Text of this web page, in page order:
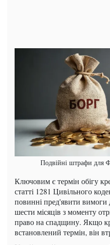
Подвійні штрафи для
Ключовим є термін обігу
статті 1281 Цивільного
повинні пред'явити вимоги
шести місяців з моменту
право на спадщину. Якщо
встановлений термін, він